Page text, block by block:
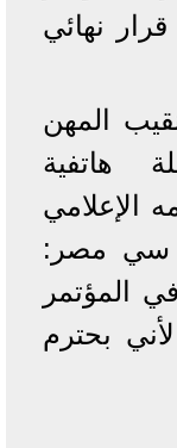
نهائي
المهن
هاتفية
الإعلامي
سي مصر:
المؤتمر
بحترم